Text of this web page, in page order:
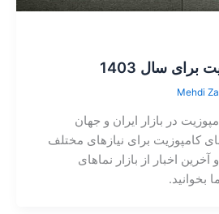
سال 1403
Mehdi
در بازار ایران و جهان
کامپوزیت برای نیازهای مختلف
اخبار از بازار نماهای
بخوانید.